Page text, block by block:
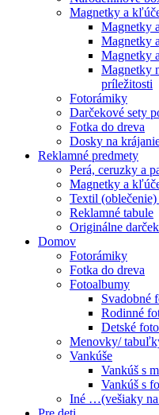
Magnetky a
Magnetky
Magnetky
Magnetky
Magnetky
príležitosti
Fotorámiky
Darčekové sety
Fotka do dreva
Dosky na
Reklamné predmety
Perá, ceruzky a
Magnetky a
Textil
Reklamné tabule
Originálne
Domov
Fotorámiky
Fotka do dreva
Fotoalbumy
Svadobné
Rodinné
Detské
Menovky/
Vankúše
Vankúš s
Vankúš s
Iné …(vešiaky